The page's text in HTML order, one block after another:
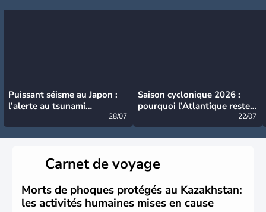
Puissant séisme au Japon :
l’alerte au tsunami
28/07
Saison cyclonique 2026 :
pourquoi l’Atlantique reste
22/07
Carnet de voyage
Morts de phoques protégés au Kazakhstan:
les activités humaines mises en cause